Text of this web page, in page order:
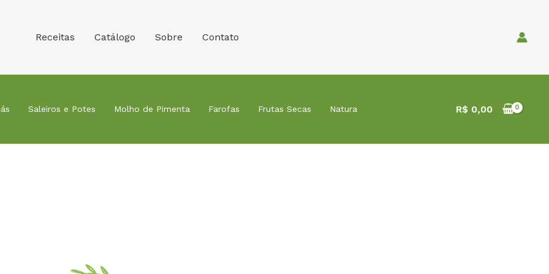
Receitas Catálogo Sobre Contato
Saleiros e Potes Molho de Pimenta Farofas Frutas Secas Natura R$ 0,00